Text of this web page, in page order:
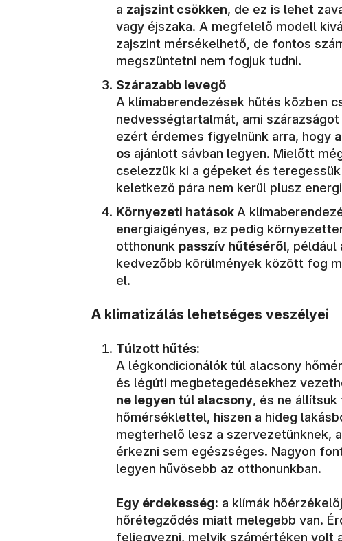
a zajszint csökken, de ez is lehet
vagy éjszaka. A megfelelő modell
zajszint mérsékelhető, de fontos
megszüntetni nem fogjuk tudni.
Szárazabb levegő
A klímaberendezések hűtés közben
nedvességtartalmát, ami
ezért érdemes figyelnünk arra, hogy
os ajánlott sávban legyen. Mielőtt
cselezzük ki a gépeket és
keletkező pára nem kerül plusz
Környezeti hatások A
energiaigényes, ez pedig
otthonunk passzív hűtéséről, például
kedvezőbb körülmények között fog
el.
A klimatizálás lehetséges veszélyei
Túlzott hűtés:
A légkondicionálók túl alacsony
és légúti megbetegedésekhez
ne legyen túl alacsony, és ne állítsuk
hőmérséklettel, hiszen a hideg
megterhelő lesz a szervezetünknek,
érkezni sem egészséges. Nagyon
legyen hűvösebb az otthonunkban.
Egy érdekesség: a klímák
hőrétegződés miatt melegebb van.
feljegyezni, melyik számértéken volt